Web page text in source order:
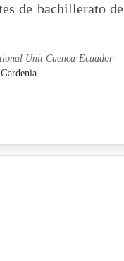
de bachillerato de
Unit Cuenca-Ecuador